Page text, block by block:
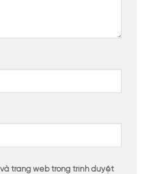
trang web trong trình duyệt